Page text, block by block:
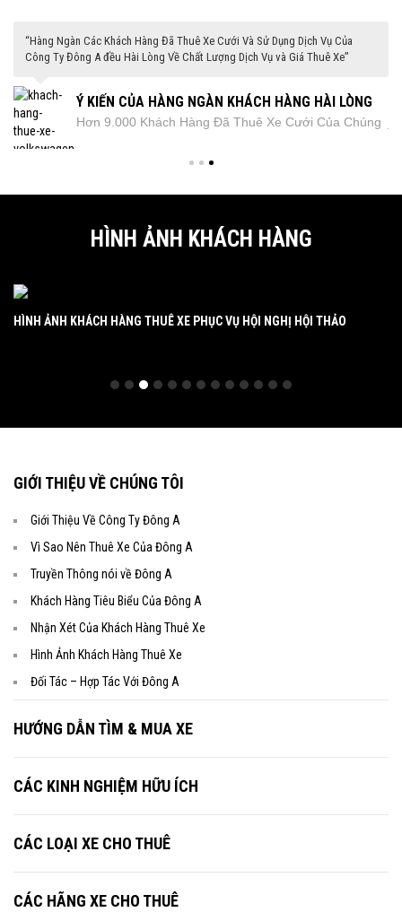
“Hàng Ngàn Các Khách Hàng Đã Thuê Xe Cưới Và Sử Dụng Dịch Vụ Của
Công Ty Đông A đều Hài Lòng Về Chất Lượng Dịch Vụ và Giá Thuê Xe”
Ý KIẾN CỦA HÀNG NGÀN KHÁCH HÀNG HÀI LÒNG
VỀ DỊCH VỤ THUÊ XE CƯỚI CỦA ĐÔNG A
Hơn 9.000 Khách Hàng Đã Thuê Xe Cưới Của Chúng
khi sử dụng dịch vụ thuê xe cưới của Chúng Tôi
HÌNH ẢNH KHÁCH HÀNG
HÌNH ẢNH KHÁCH HÀNG THUÊ XE PHỤC VỤ HỘI NGHỊ HỘI THẢO
GIỚI THIỆU VỀ CHÚNG TÔI
Giới Thiệu Về Công Ty Đông A
Vì Sao Nên Thuê Xe Của Đông A
Truyền Thông nói về Đông A
Khách Hàng Tiêu Biểu Của Đông A
Nhận Xét Của Khách Hàng Thuê Xe
Hình Ảnh Khách Hàng Thuê Xe
Đối Tác – Hợp Tác Với Đông A
HƯỚNG DẪN TÌM & MUA XE
CÁC KINH NGHIỆM HỮU ÍCH
CÁC LOẠI XE CHO THUÊ
CÁC HÃNG XE CHO THUÊ